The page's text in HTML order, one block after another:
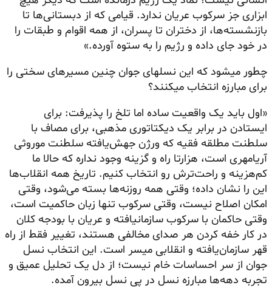
ابزاری جز سرکوب عریان ندارد. قیامی که از دبستانی‌ها تا
بازنشسته‌ها، از دختران تا پسران، از همه اقوام و طبقات را
در خود جای داده و رژیم را به ستوه آورده.»
چطور میشود که این نسلهای جوان چنین مسیرهای سختی را
برای مبارزه انتخاب میکنند؟
«اول باید یک واقعیت ساده اما تلخ را پذیرفت: برای
ایستادن در برابر یک دیکتاتوری مذهبی، برای مصاف با
سلطنت مطلقه فقیه که ورژن جهش‌یافته سلطنت موروثی
آریامهری است، هزارتا راه و گزینه وجود نداره که حالا ما
کم‌هزینه و راحت‌ترش رو انتخاب کنیم. تاریخ همه انقلاب‌ها
این را نشان داده؛ وقتی همه روزنه‌ها بسته می‌شود، وقتی
امکان اصلاح نیست، وقتی سرکوب تنها زبان حاکمیت است،
وقتی حاکمان با سرکوب سازمانیافته و عریان با بودجه کلان
در کار خفه کردن هر صدای مخالفی هستند، تغییر فقط از راه
قهر سازمان‌یافته و انقلابی میسر است. این انتخاب نسل
جوان از سر احساسات خام نیست؛ از دل یک تحلیل عمیق و
تجربه دهه‌ها مبارزه نسل در پی نسل بیرون آمده.